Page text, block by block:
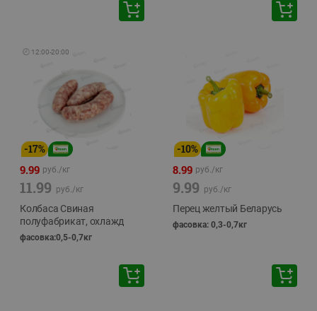
🕘 12:00-20:00
-17%
9.99 руб./кг
11.99 руб./кг
Колбаса Свиная
полуфабрикат, охлажд
фасовка:0,5-0,7кг
-10%
8.99 руб./кг
9.99 руб./кг
Перец желтый Беларусь
фасовка: 0,3-0,7кг